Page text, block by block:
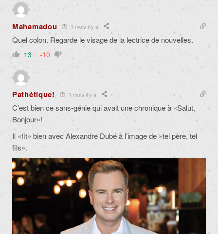
Mahamadou 1 mois il y a
Quel colon. Regarde le visage de la lectrice de nouvelles.
13 -10
Pathétique! 1 mois il y a
C’est bien ce sans-génie qui avait une chronique à «Salut,
Bonjour»!
Il «fit» bien avec Alexandre Dubé à l’image de »tel père, tel
fils».